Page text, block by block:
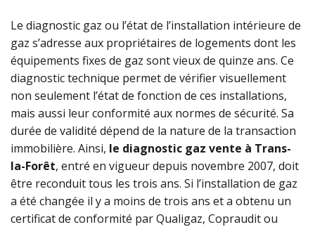
Le diagnostic gaz ou l’état de l’installation intérieure de
gaz s’adresse aux propriétaires de logements dont les
équipements fixes de gaz sont vieux de quinze ans. Ce
diagnostic technique permet de vérifier visuellement
non seulement l’état de fonction de ces installations,
mais aussi leur conformité aux normes de sécurité. Sa
durée de validité dépend de la nature de la transaction
immobilière. Ainsi, le diagnostic gaz vente à Trans-
la-Forêt, entré en vigueur depuis novembre 2007, doit
être reconduit tous les trois ans. Si l’installation de gaz
a été changée il y a moins de trois ans et a obtenu un
certificat de conformité par Qualigaz, Copraudit ou